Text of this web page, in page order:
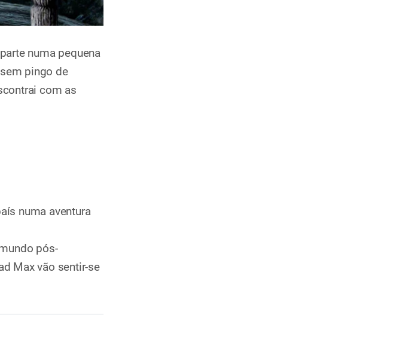
numa pequena
pingo de
com as
numa aventura
pós-
Max vão sentir-se